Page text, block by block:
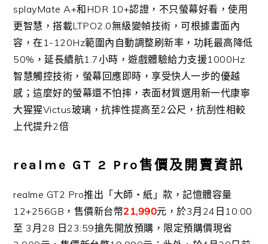
splayMate A+和HDR 10+認證，不只螢幕好看，使用
更智慧，搭載LTPO2.0無級變幀技術，可根據畫面內
容，在 1-120Hz範圍內自動調整刷新率，功耗最高降低
50% ，延長續航1.7小時，遊戲體驗給力支援1000Hz
智慧觸控技術，螢幕回應即時，享受快人一步的優越
感；這麼好的螢幕還不怕摔， 表面材質選用新一代康寧
大猩猩Victus玻璃，抗摔性提高至2公尺，抗刮性相較
上代提升2倍
realme GT 2 Pro售價及開賣資訊
realme GT2 Pro推出「大師‧紙」款，記憶體容量
12+256GB ， 售價新台幣21,990元，於3 月 24 日 10:00
至 3 月28 日23:59搶先開放預購，限定預購價現省